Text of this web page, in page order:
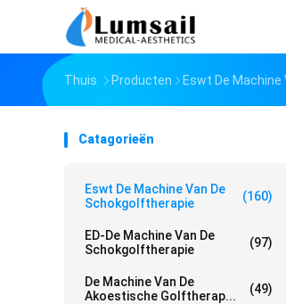
Thuis Producten Eswt De
Catagorieën
Eswt De Machine Van De
Schokgolftherapie
(160)
ED-De Machine Van De
Schokgolftherapie
(97)
De Machine Van De
Akoestische Golftherap...
(49)